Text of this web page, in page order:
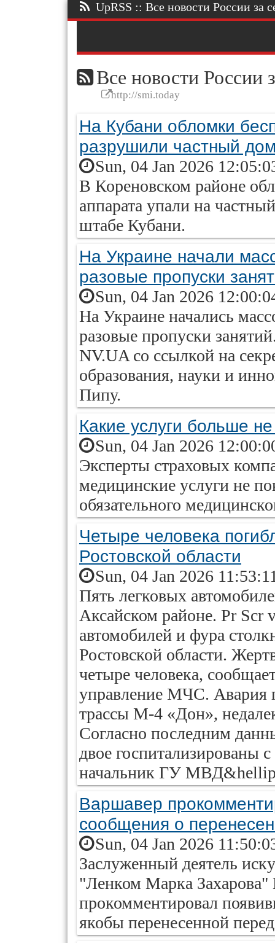
UpRSS :: Все новости России за
Все новости России
http://smi.today
На Кубани обломки
разрушили частный
Sun, 04 Jan 2026
В Кореновском районе
аппарата упали на
штабе Кубани.
На Украине начали
разовые пропуски
Sun, 04 Jan 2026
На Украине начались
разовые пропуски
NV.UA со ссылкой на
образования, науки и
Пипу.
Какие услуги больше
Sun, 04 Jan 2026
Эксперты страховых
медицинские услуги не
обязательного
Четыре человека
Ростовской области
Sun, 04 Jan 2026
Пять легковых
Аксайском районе. Pr Scr
автомобилей и фура
Ростовской области.
четыре человека,
управление МЧС. Авария
трассы М-4 «Дон»,
Согласно последним
двое госпитализированы
начальник ГУ
Варшавер
сообщения о
Sun, 04 Jan 2026
Заслуженный деятель
"Ленком Марка
прокомментировал
якобы перенесенной